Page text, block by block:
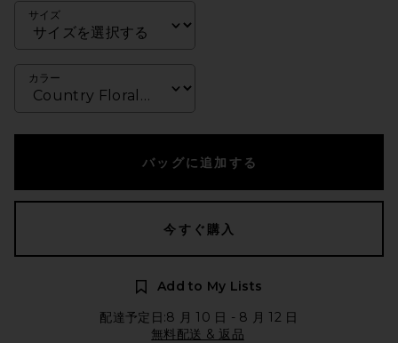
サイズ
カラー
バッグに追加する
今すぐ購入
Add to My Lists
配達予定日:8 月 10 日 - 8 月 12 日
無料配送 & 返品